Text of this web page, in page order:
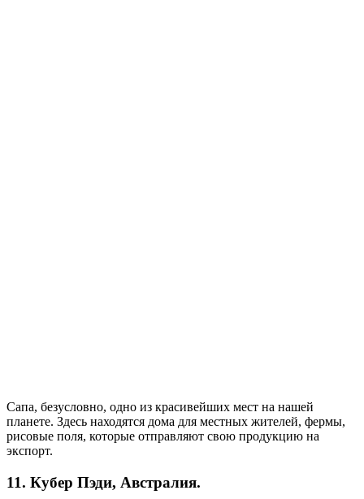
Сапа, безусловно, одно из красивейших мест на нашей
планете. Здесь находятся дома для местных жителей, фермы,
рисовые поля, которые отправляют свою продукцию на
экспорт.
11. Кубер Пэди, Австралия.